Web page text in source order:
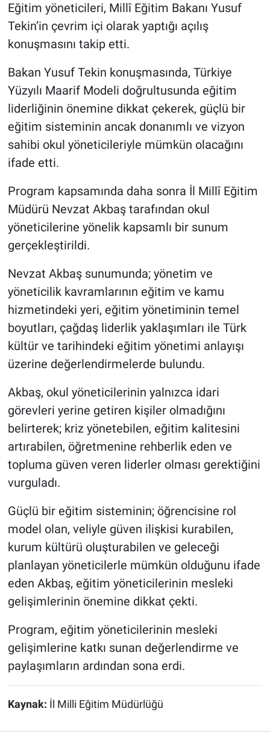
Eğitim yöneticileri, Millî Eğitim Bakanı Yusuf
Tekin’in çevrim içi olarak yaptığı açılış
konuşmasını takip etti.
Bakan Yusuf Tekin konuşmasında, Türkiye
Yüzyılı Maarif Modeli doğrultusunda eğitim
liderliğinin önemine dikkat çekerek, güçlü bir
eğitim sisteminin ancak donanımlı ve vizyon
sahibi okul yöneticileriyle mümkün olacağını
ifade etti.
Program kapsamında daha sonra İl Millî Eğitim
Müdürü Nevzat Akbaş tarafından okul
yöneticilerine yönelik kapsamlı bir sunum
gerçekleştirildi.
Nevzat Akbaş sunumunda; yönetim ve
yöneticilik kavramlarının eğitim ve kamu
hizmetindeki yeri, eğitim yönetiminin temel
boyutları, çağdaş liderlik yaklaşımları ile Türk
kültür ve tarihindeki eğitim yönetimi anlayışı
üzerine değerlendirmelerde bulundu.
Akbaş, okul yöneticilerinin yalnızca idari
görevleri yerine getiren kişiler olmadığını
belirterek; kriz yönetebilen, eğitim kalitesini
artırabilen, öğretmenine rehberlik eden ve
topluma güven veren liderler olması gerektiğini
vurguladı.
Güçlü bir eğitim sisteminin; öğrencisine rol
model olan, veliyle güven ilişkisi kurabilen,
kurum kültürü oluşturabilen ve geleceği
planlayan yöneticilerle mümkün olduğunu ifade
eden Akbaş, eğitim yöneticilerinin mesleki
gelişimlerinin önemine dikkat çekti.
Program, eğitim yöneticilerinin mesleki
gelişimlerine katkı sunan değerlendirme ve
paylaşımların ardından sona erdi.
Kaynak: İl Milli Eğitim Müdürlüğü